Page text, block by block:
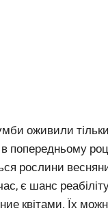
оживили
рослини
є шанс
квітами. Їх